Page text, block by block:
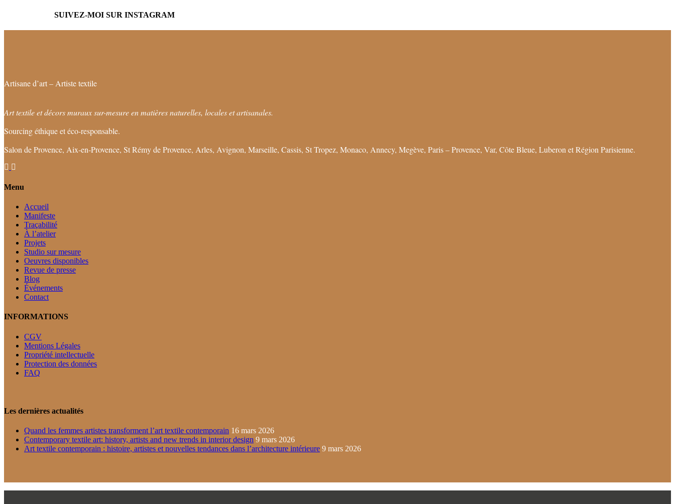
SUIVEZ-MOI SUR INSTAGRAM
Artisane d’art – Artiste textile
Art textile et décors muraux sur-mesure en matières naturelles, locales et artisanales.
Sourcing éthique et éco-responsable.
Salon de Provence, Aix-en-Provence, St Rémy de Provence, Arles, Avignon, Marseille, Cassis, St Tropez, Monaco, Annecy, Megève, Paris – Provence, Var, Côte Bleue, Luberon et Région Parisienne.
Menu
Accueil
Manifeste
Traçabilité
À l’atelier
Projets
Studio sur mesure
Oeuvres disponibles
Revue de presse
Blog
Événements
Contact
INFORMATIONS
CGV
Mentions Légales
Propriété intellectuelle
Protection des données
FAQ
Les dernières actualités
Quand les femmes artistes transforment l’art textile contemporain 16 mars 2026
Contemporary textile art: history, artists and new trends in interior design 9 mars 2026
Art textile contemporain : histoire, artistes et nouvelles tendances dans l’architecture intérieure 9 mars 2026